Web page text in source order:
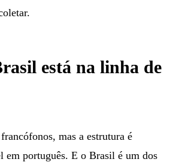
está na linha de
mas a estrutura é
em português. E o Brasil é um dos